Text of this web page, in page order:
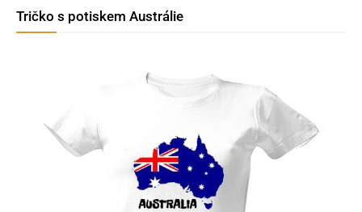
Tričko s potiskem Austrálie